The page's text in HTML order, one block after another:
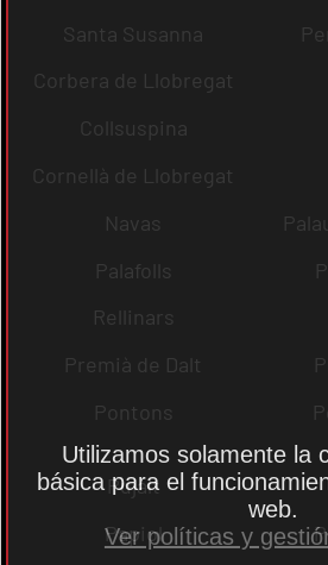
Santa Susanna
Corbera de Llobregat
Collsuspina
Cornellà de Llobregat
Navas
Palafolls
Rellinars
Premià de Dalt
Pontons
Pujalt
Papiol
Utilizamos solamente la
básica para el
web.
Ver políticas y